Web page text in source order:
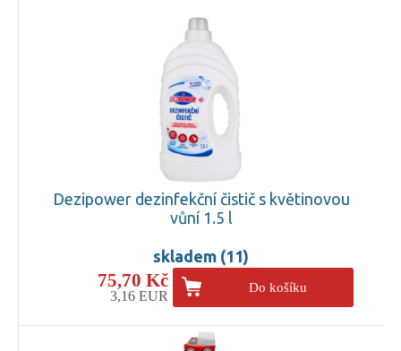
Dezipower dezinfekční čistič s květinovou
vůní 1.5 l
skladem (11)
75,70 Kč
3,16 EUR
Do košíku